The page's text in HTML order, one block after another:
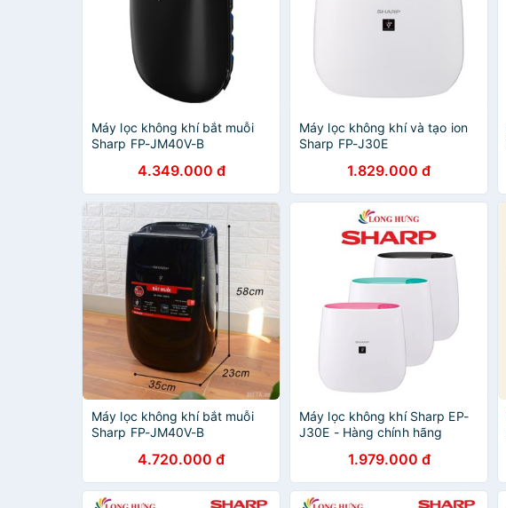
Máy lọc không khí bắt muỗi
Sharp FP-JM40V-B
4.349.000 đ
Máy lọc không khí và tạo ion
Sharp FP-J30E
1.829.000 đ
Máy lọc không khí bắt muỗi
Sharp FP-JM40V-B
4.720.000 đ
Máy lọc không khí Sharp EP-
J30E - Hàng chính hãng
1.979.000 đ